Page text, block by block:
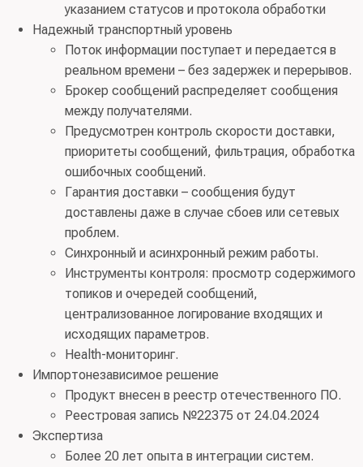
указанием статусов и протокола обработки
Надежный транспортный уровень
Поток информации поступает и передается в
реальном времени – без задержек и перерывов.
Брокер сообщений распределяет сообщения
между получателями.
Предусмотрен контроль скорости доставки,
приоритеты сообщений, фильтрация, обработка
ошибочных сообщений.
Гарантия доставки – сообщения будут
доставлены даже в случае сбоев или сетевых
проблем.
Синхронный и асинхронный режим работы.
Инструменты контроля: просмотр содержимого
топиков и очередей сообщений,
централизованное логирование входящих и
исходящих параметров.
Health-мониторинг.
Импортонезависимое решение
Продукт внесен в реестр отечественного ПО.
Реестровая запись №22375 от 24.04.2024
Экспертиза
Более 20 лет опыта в интеграции систем.